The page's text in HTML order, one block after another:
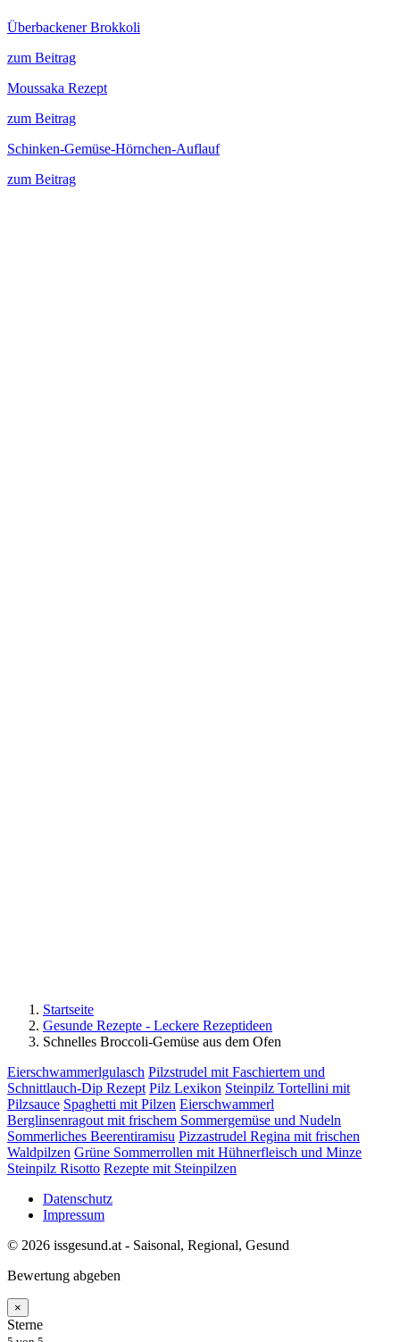
Überbackener Brokkoli
zum Beitrag
Moussaka Rezept
zum Beitrag
Schinken-Gemüse-Hörnchen-Auflauf
zum Beitrag
Startseite
Gesunde Rezepte - Leckere Rezeptideen
Schnelles Broccoli-Gemüse aus dem Ofen
Eierschwammerlgulasch Pilzstrudel mit Faschiertem und
Schnittlauch-Dip Rezept Pilz Lexikon Steinpilz Tortellini mit
Pilzsauce Spaghetti mit Pilzen Eierschwammerl
Berglinsenragout mit frischem Sommergemüse und Nudeln
Sommerliches Beerentiramisu Pizzastrudel Regina mit frischen
Waldpilzen Grüne Sommerrollen mit Hühnerfleisch und Minze
Steinpilz Risotto Rezepte mit Steinpilzen
Datenschutz
Impressum
© 2026 issgesund.at - Saisonal, Regional, Gesund
Bewertung abgeben
×
Sterne